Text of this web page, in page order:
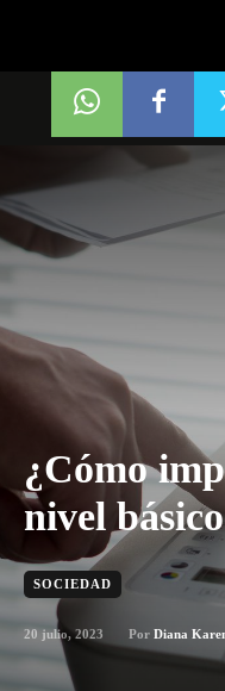
¿Cómo
nivel
SOCIEDAD
20 julio, 2023 Por Diana